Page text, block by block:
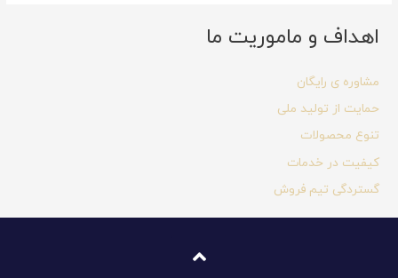
اهداف و ماموریت ما
مشاوره ی رایگان
حمایت از تولید ملی
تنوع محصولات
کیفیت در خدمات
گستردگی تیم فروش